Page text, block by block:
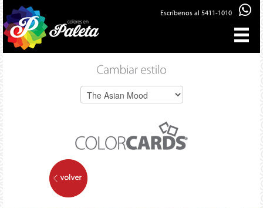
Escríbenos al 5411-1010